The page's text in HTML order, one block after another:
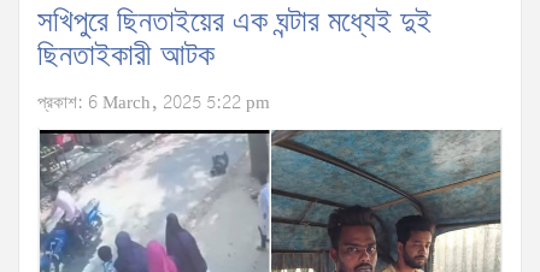
সখিপুরে ছিনতাইয়ের এক ঘন্টার মধ্যেই দুই
ছিনতাইকারী আটক
প্রকাশ: 6 March, 2025 5:22 pm